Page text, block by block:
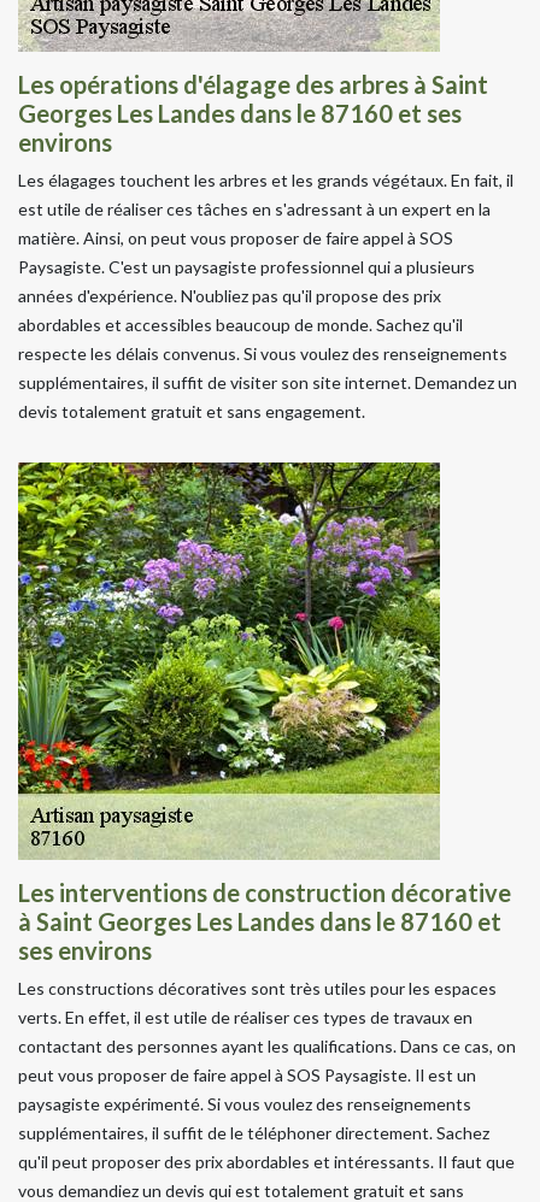
Les opérations d'élagage des arbres à Saint
Georges Les Landes dans le 87160 et ses
environs
Les élagages touchent les arbres et les grands végétaux. En fait, il
est utile de réaliser ces tâches en s'adressant à un expert en la
matière. Ainsi, on peut vous proposer de faire appel à SOS
Paysagiste. C'est un paysagiste professionnel qui a plusieurs
années d'expérience. N'oubliez pas qu'il propose des prix
abordables et accessibles beaucoup de monde. Sachez qu'il
respecte les délais convenus. Si vous voulez des renseignements
supplémentaires, il suffit de visiter son site internet. Demandez un
devis totalement gratuit et sans engagement.
Les interventions de construction décorative
à Saint Georges Les Landes dans le 87160 et
ses environs
Les constructions décoratives sont très utiles pour les espaces
verts. En effet, il est utile de réaliser ces types de travaux en
contactant des personnes ayant les qualifications. Dans ce cas, on
peut vous proposer de faire appel à SOS Paysagiste. Il est un
paysagiste expérimenté. Si vous voulez des renseignements
supplémentaires, il suffit de le téléphoner directement. Sachez
qu'il peut proposer des prix abordables et intéressants. Il faut que
vous demandiez un devis qui est totalement gratuit et sans